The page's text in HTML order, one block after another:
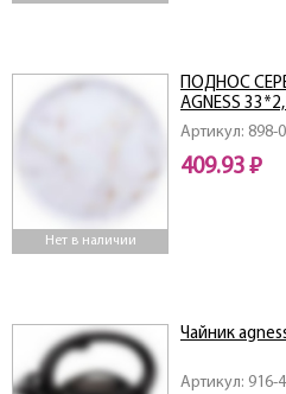
Нет в наличии
Артикул: 898-
ПОДНОС
AGNESS
409.93 ₽
Артикул: 916-
Чайник